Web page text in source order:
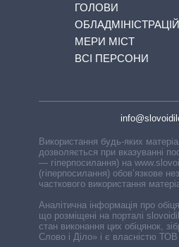
ГОЛОВИ
ОБЛАДМІНІСТРАЦІЙ
МЕРИ МІСТ
ВСІ ПЕРСОНИ
Використання будь-яких
дозволяється при вказуванні
— гіперпосилання) на
(гіперпосилання) обов’язкове
часткового використання
Аналітична інформація про
що розміщені на порталі
стан виконання цих обіцянок,
Слово і Діло» і є власністю